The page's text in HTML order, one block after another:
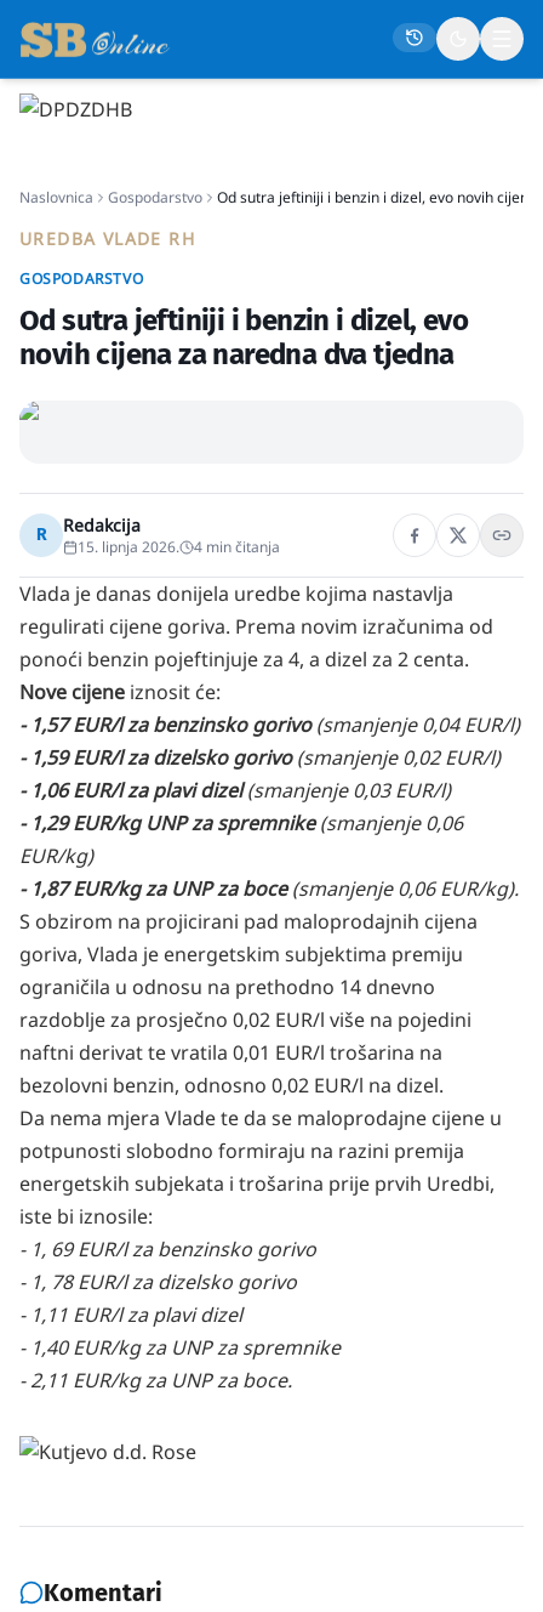
Društvo
Politika
Gospodarstvo
Život
Crna kronika
Sport
Naslovnica Gospodarstvo Od sutra jeftiniji i benzin i dizel, evo novih
UREDBA VLADE RH
GOSPODARSTVO
Od sutra jeftiniji i benzin i dizel, evo
novih cijena za naredna dva tjedna
R Redakcija
15. lipnja 2026. 4 min čitanja
Vlada je danas donijela uredbe kojima nastavlja
regulirati cijene goriva. Prema novim izračunima od
ponoći benzin pojeftinjuje za 4, a dizel za 2 centa.
Nove cijene iznosit će:
- 1,57 EUR/l za benzinsko gorivo(smanjenje 0,04 EUR/l)
- 1,59 EUR/l za dizelsko gorivo(smanjenje 0,02 EUR/l)
- 1,06 EUR/l za plavi dizel(smanjenje 0,03 EUR/l)
- 1,29 EUR/kg UNP za spremnike(smanjenje 0,06
EUR/kg)
- 1,87 EUR/kg za UNP za boce(smanjenje 0,06 EUR/kg).
S obzirom na projicirani pad maloprodajnih cijena
goriva, Vlada je energetskim subjektima premiju
ograničila u odnosu na prethodno 14 dnevno
razdoblje za prosječno 0,02 EUR/l više na pojedini
naftni derivat te vratila 0,01 EUR/l trošarina na
bezolovni benzin, odnosno 0,02 EUR/l na dizel.
Da nema mjera Vlade te da se maloprodajne cijene u
potpunosti slobodno formiraju na razini premija
energetskih subjekata i trošarina prije prvih Uredbi,
iste bi iznosile:
- 1, 69 EUR/l za benzinsko gorivo
- 1, 78 EUR/l za dizelsko gorivo
- 1,11 EUR/l za plavi dizel
- 1,40 EUR/kg za UNP za spremnike
- 2,11 EUR/kg za UNP za boce.
Komentari